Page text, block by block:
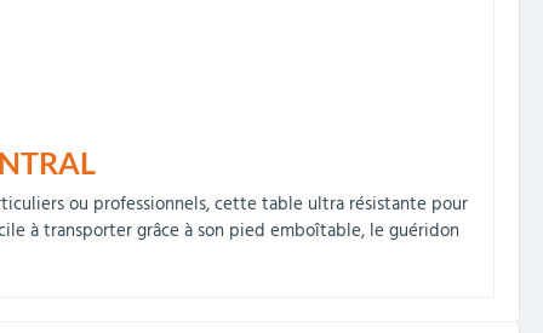
ou professionnels, cette table ultra résistante pour
à transporter grâce à son pied emboîtable, le guéridon